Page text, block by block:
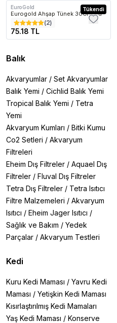
Tükendi
EuroGold
Eurogold Ahşap Tünek 30Cm 4lü
(2)
75.18 TL
Balık
Akvaryumlar / Set Akvaryumlar
Balık Yemi / Cichlid Balık Yemi
Tropical Balık Yemi / Tetra
Yemi
Akvaryum Kumları / Bitki Kumu
Co2 Setleri / Akvaryum
Filtreleri
Eheim Dış Filtreler / Aquael Dış
Filtreler / Fluval Dış Filtreler
Tetra Dış Filtreler / Tetra Isıtıcı
Filtre Malzemeleri / Akvaryum
Isıtıcı / Eheim Jager Isıtıcı /
Sağlık ve Bakım / Yedek
Parçalar / Akvaryum Testleri
Kedi
Kuru Kedi Maması / Yavru Kedi
Maması / Yetişkin Kedi Maması
Kısırlaştırılmış Kedi Mamaları
Yaş Kedi Maması / Konserve